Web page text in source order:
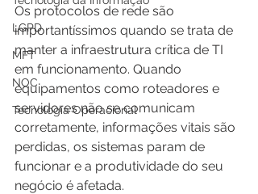
LGPD
MFT
NOC
Tecnologia Operacional
Os protocolos de rede são
importantíssimos quando se trata de
manter a infraestrutura crítica de TI
em funcionamento. Quando
equipamentos como roteadores e
servidores não se comunicam
corretamente, informações vitais são
perdidas, os sistemas param de
funcionar e a produtividade do seu
negócio é afetada.